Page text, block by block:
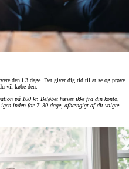
den i 3 dage. Det giver dig tid til at se og prøve
vil købe den.
på 100 kr. Beløbet hæves ikke fra din konto,
inden for 7–30 dage, afhængigt af dit valgte